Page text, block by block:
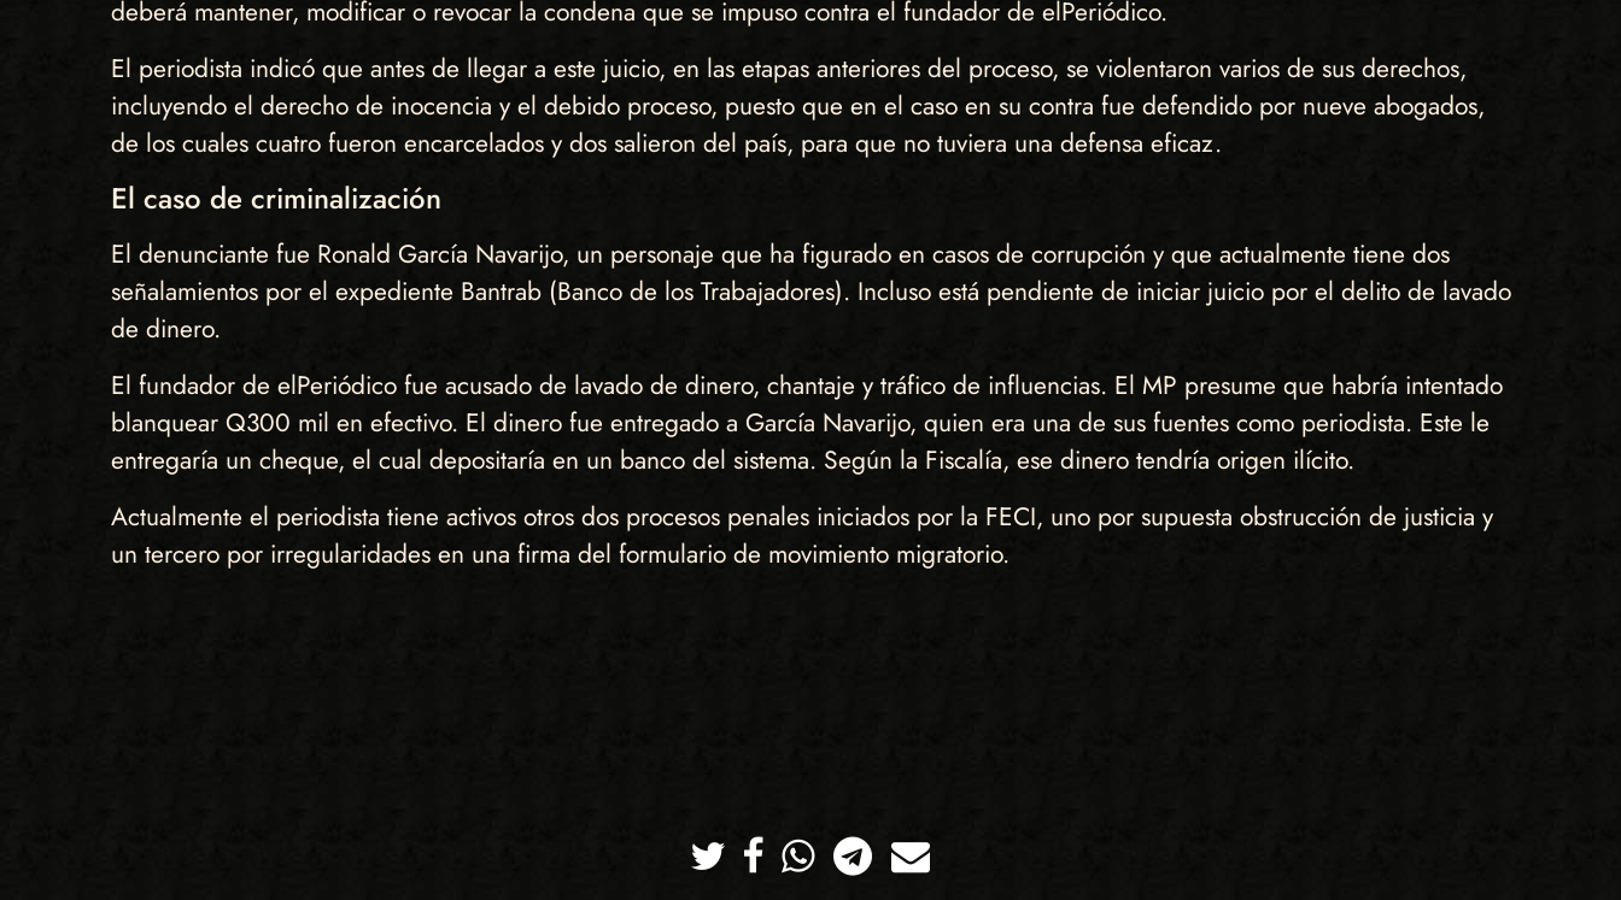
deberá mantener, modificar o revocar la condena que se impuso contra el fundador de elPeriódico.
El periodista indicó que antes de llegar a este juicio, en las etapas anteriores del proceso, se violentaron varios de sus derechos,
incluyendo el derecho de inocencia y el debido proceso, puesto que en el caso en su contra fue defendido por nueve abogados,
de los cuales cuatro fueron encarcelados y dos salieron del país, para que no tuviera una defensa eficaz.
El caso de criminalización
El denunciante fue Ronald García Navarijo, un personaje que ha figurado en casos de corrupción y que actualmente tiene dos
señalamientos por el expediente Bantrab (Banco de los Trabajadores). Incluso está pendiente de iniciar juicio por el delito de lavado
de dinero.
El fundador de elPeriódico fue acusado de lavado de dinero, chantaje y tráfico de influencias. El MP presume que habría intentado
blanquear Q300 mil en efectivo. El dinero fue entregado a García Navarijo, quien era una de sus fuentes como periodista. Este le
entregaría un cheque, el cual depositaría en un banco del sistema. Según la Fiscalía, ese dinero tendría origen ilícito.
Actualmente el periodista tiene activos otros dos procesos penales iniciados por la FECI, uno por supuesta obstrucción de justicia y
un tercero por irregularidades en una firma del formulario de movimiento migratorio.
TwitterFacebookWhatsappTelegramCorreo